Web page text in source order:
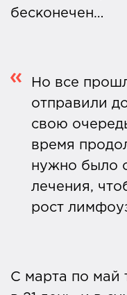
крови.
бесконечен…
Но все
отправили
свою
время
нужно было
лечения,
рост
С марта по май